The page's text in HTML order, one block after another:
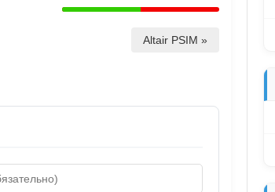
Altair PSIM »